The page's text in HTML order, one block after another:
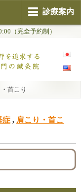
診療案内
（完全予約制）
首こり
症 , 肩こり・首こ